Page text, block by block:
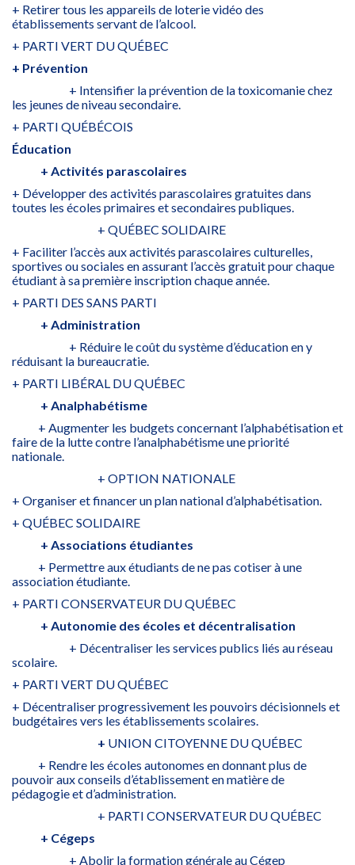
+ Retirer tous les appareils de loterie vidéo des
établissements servant de l’alcool.
+ PARTI VERT DU QUÉBEC
+ Prévention
+ Intensifier la prévention de la toxicomanie chez
les jeunes de niveau secondaire.
+ PARTI QUÉBÉCOIS
Éducation
+ Activités parascolaires
+ Développer des activités parascolaires gratuites dans
toutes les écoles primaires et secondaires publiques.
+ QUÉBEC SOLIDAIRE
+ Faciliter l’accès aux activités parascolaires culturelles,
sportives ou sociales en assurant l’accès gratuit pour chaque
étudiant à sa première inscription chaque année.
+ PARTI DES SANS PARTI
+ Administration
+ Réduire le coût du système d’éducation en y
réduisant la bureaucratie.
+ PARTI LIBÉRAL DU QUÉBEC
+ Analphabétisme
+ Augmenter les budgets concernant l’alphabétisation et
faire de la lutte contre l’analphabétisme une priorité
nationale.
+ OPTION NATIONALE
+ Organiser et financer un plan national d’alphabétisation.
+ QUÉBEC SOLIDAIRE
+ Associations étudiantes
+ Permettre aux étudiants de ne pas cotiser à une
association étudiante.
+ PARTI CONSERVATEUR DU QUÉBEC
+ Autonomie des écoles et décentralisation
+ Décentraliser les services publics liés au réseau
scolaire.
+ PARTI VERT DU QUÉBEC
+ Décentraliser progressivement les pouvoirs décisionnels et
budgétaires vers les établissements scolaires.
+ UNION CITOYENNE DU QUÉBEC
+ Rendre les écoles autonomes en donnant plus de
pouvoir aux conseils d’établissement en matière de
pédagogie et d’administration.
+ PARTI CONSERVATEUR DU QUÉBEC
+ Cégeps
+ Abolir la formation générale au Cégep